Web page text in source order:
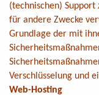
(technischen)
für andere Zwecke
Grundlage der mit
Verschlüsselung und
Web-Hosting